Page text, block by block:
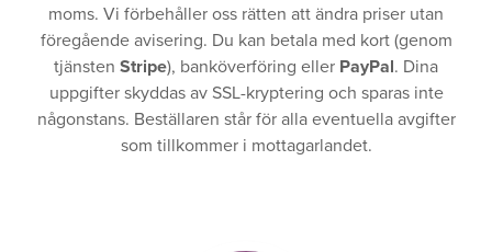
moms. Vi förbehåller oss rätten att ändra priser utan
föregående avisering. Du kan betala med kort (genom
tjänsten Stripe), banköverföring eller PayPal. Dina
uppgifter skyddas av SSL-kryptering och sparas inte
någonstans. Beställaren står för alla eventuella avgifter
som tillkommer i mottagarlandet.